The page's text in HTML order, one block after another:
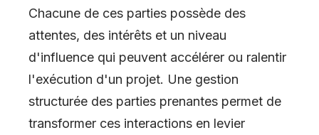
Chacune de ces parties possède des
attentes, des intérêts et un niveau
d'influence qui peuvent accélérer ou ralentir
l'exécution d'un projet. Une gestion
structurée des parties prenantes permet de
transformer ces interactions en levier